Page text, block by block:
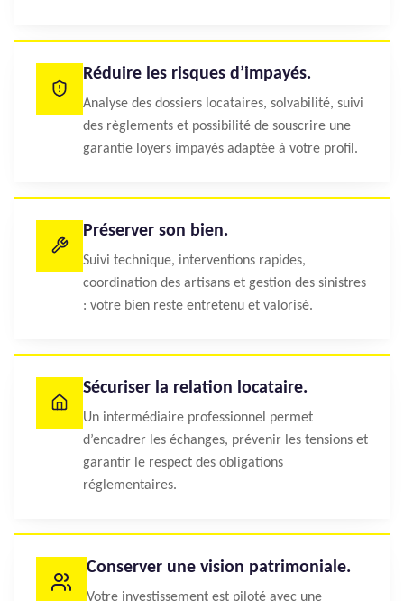
Réduire les risques d’impayés.
Analyse des dossiers locataires, solvabilité, suivi
des règlements et possibilité de souscrire une
garantie loyers impayés adaptée à votre profil.
Préserver son bien.
Suivi technique, interventions rapides,
coordination des artisans et gestion des sinistres
: votre bien reste entretenu et valorisé.
Sécuriser la relation locataire.
Un intermédiaire professionnel permet
d’encadrer les échanges, prévenir les tensions et
garantir le respect des obligations
réglementaires.
Conserver une vision patrimoniale.
Votre investissement est piloté avec une